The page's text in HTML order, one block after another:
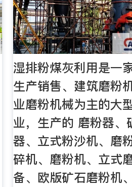
湿排粉煤灰利用是一
生产销售、建筑磨粉
业磨粉机械为主的大
业，生产的 磨粉器、
器、立式粉沙机、磨
碎机、磨粉机、立式
备、欧版矿石磨粉机